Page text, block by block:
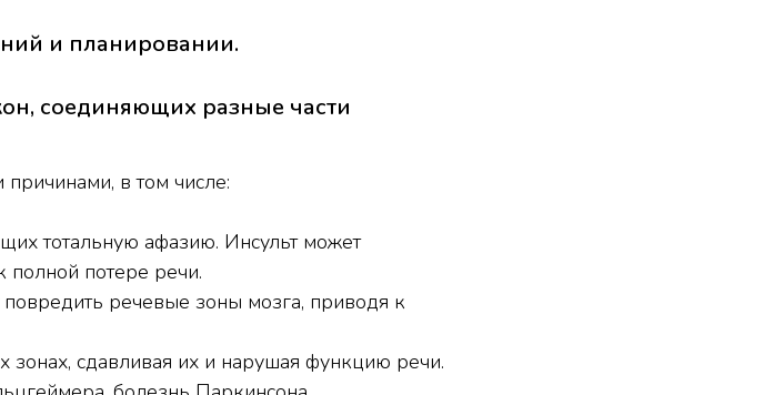
и планировании.
соединяющих разные части
в том числе:
тотальную афазию. Инсульт может
полной потере речи.
речевые зоны мозга, приводя к
зонах, сдавливая их и нарушая функцию речи.